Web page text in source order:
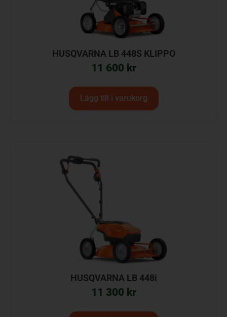
HUSQVARNA LB 448S KLIPPO
11 600 kr
Lägg till i varukorg
HUSQVARNA LB 448i
11 300 kr